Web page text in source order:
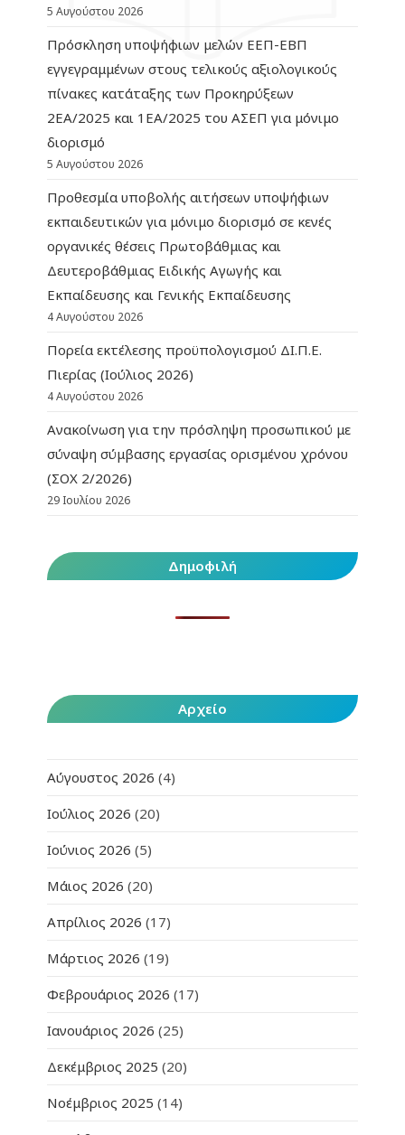
5 Αυγούστου 2026
Πρόσκληση υποψήφιων μελών ΕΕΠ-ΕΒΠ
εγγεγραμμένων στους τελικούς αξιολογικούς
πίνακες κατάταξης των Προκηρύξεων
2ΕΑ/2025 και 1ΕΑ/2025 του ΑΣΕΠ για μόνιμο
διορισμό
5 Αυγούστου 2026
Προθεσμία υποβολής αιτήσεων υποψήφιων
εκπαιδευτικών για μόνιμο διορισμό σε κενές
οργανικές θέσεις Πρωτοβάθμιας και
Δευτεροβάθμιας Ειδικής Αγωγής και
Εκπαίδευσης και Γενικής Εκπαίδευσης
4 Αυγούστου 2026
Πορεία εκτέλεσης προϋπολογισμού ΔΙ.Π.Ε.
Πιερίας (Ιούλιος 2026)
4 Αυγούστου 2026
Ανακοίνωση για την πρόσληψη προσωπικού με
σύναψη σύμβασης εργασίας ορισμένου χρόνου
(ΣΟΧ 2/2026)
29 Ιουλίου 2026
Δημοφιλή
Αρχείο
Αύγουστος 2026 (4)
Ιούλιος 2026 (20)
Ιούνιος 2026 (5)
Μάιος 2026 (20)
Απρίλιος 2026 (17)
Μάρτιος 2026 (19)
Φεβρουάριος 2026 (17)
Ιανουάριος 2026 (25)
Δεκέμβριος 2025 (20)
Νοέμβριος 2025 (14)